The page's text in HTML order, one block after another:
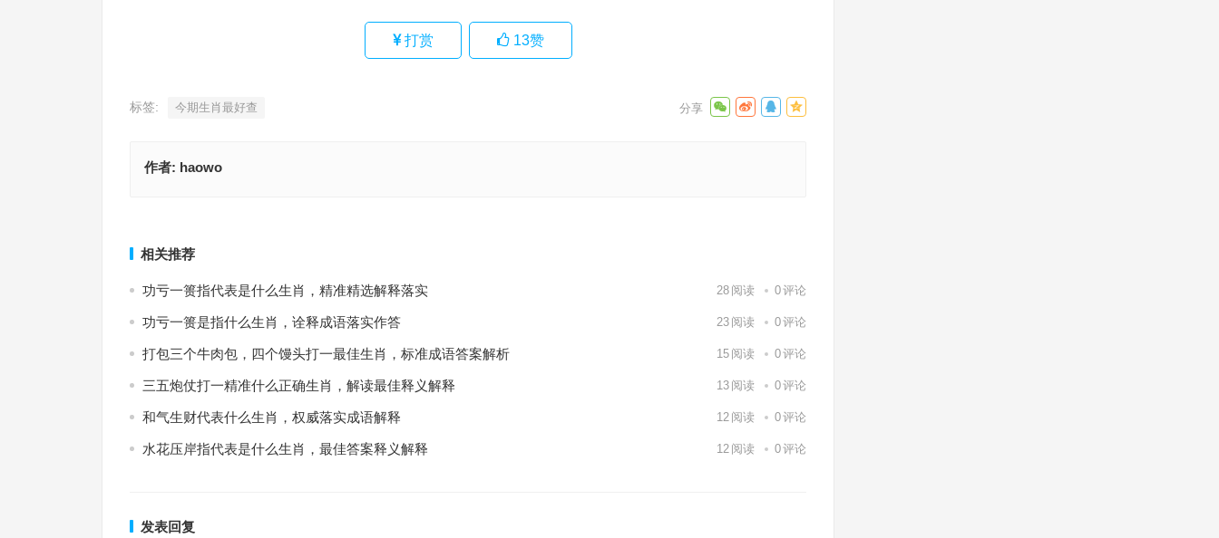
打赏 13赞
标签: 今期生肖最好查
作者: haowo
相关推荐
功亏一篑指代表是什么生肖，精准精选解释落实 28 阅读 0评论
功亏一篑是指什么生肖，诠释成语落实作答 23 阅读 0评论
打包三个牛肉包，四个馒头打一最佳生肖，标准成语答案解析 15 阅读 0评论
三五炮仗打一精准什么正确生肖，解读最佳释义解释 13 阅读 0评论
和气生财代表什么生肖，权威落实成语解释 12 阅读 0评论
水花压岸指代表是什么生肖，最佳答案释义解释 12 阅读 0评论
发表回复